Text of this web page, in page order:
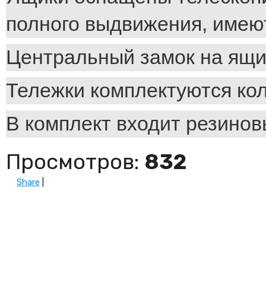
полного выдвижения,
Центральный замок на
Тележки комплектуются
В комплект входит
Просмотров: 832
Share